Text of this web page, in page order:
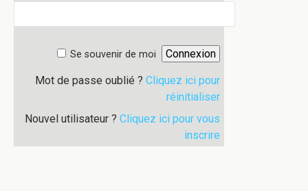
Se souvenir de moi
Mot de passe oublié ? Cliquez ici pour
réinitialiser
Nouvel utilisateur ? Cliquez ici pour vous
inscrire